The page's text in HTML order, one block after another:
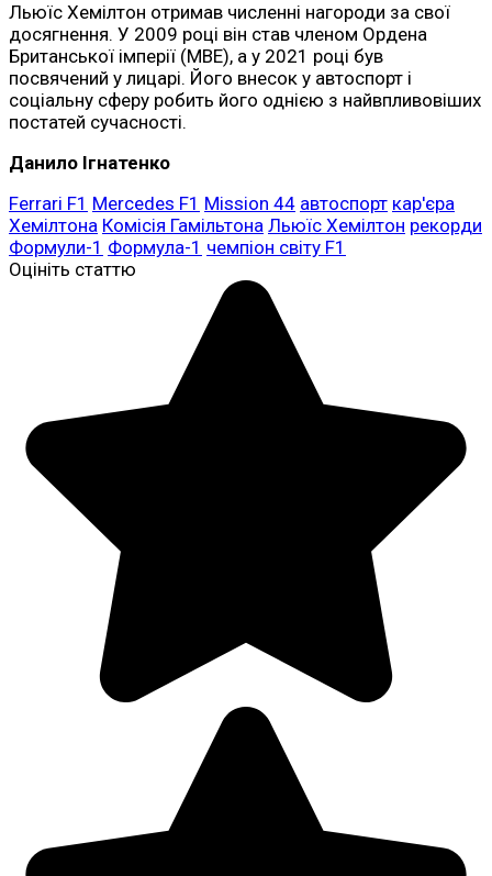
Льюїс Хемілтон отримав численні нагороди за свої
досягнення. У 2009 році він став членом Ордена
Британської імперії (MBE), а у 2021 році був
посвячений у лицарі. Його внесок у автоспорт і
соціальну сферу робить його однією з найвпливовіших
постатей сучасності.
Данило Ігнатенко
Ferrari F1 Mercedes F1 Mission 44 автоспорт кар'єра
Хемілтона Комісія Гамільтона Льюїс Хемілтон рекорди
Формули-1 Формула-1 чемпіон світу F1
Оцініть статтю